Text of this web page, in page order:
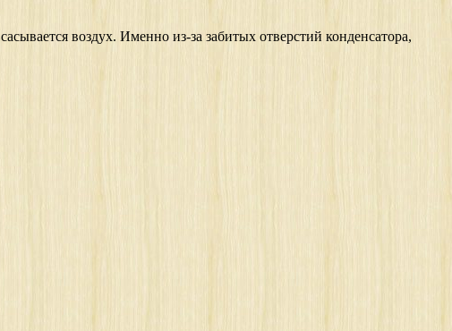
воздух. Именно из-за забитых отверстий конденсатора,